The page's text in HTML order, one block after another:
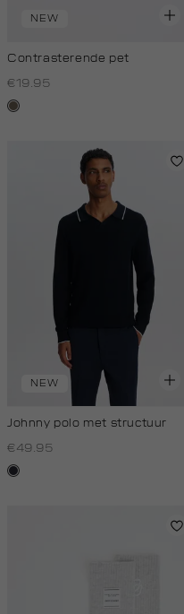
NEW
Contrasterende pet
€19.95
middenbruin
NEW
Johnny polo met structuur
€49.95
blauw,